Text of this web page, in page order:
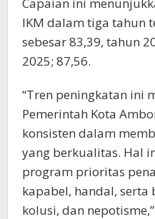
IKM dalam tiga tahun
sebesar 83,39, tahun
2025; 87,56.
“Tren peningkatan ini
Pemerintah Kota
konsisten dalam
yang berkualitas. Hal
program prioritas
kapabel, handal,
kolusi, dan